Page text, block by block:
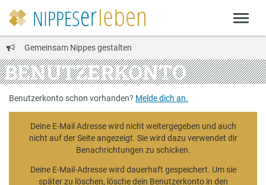
Gemeinsam Nippes gestalten
BENUTZERKONTO
Benutzerkonto schon vorhanden? Melde dich an.
Deine E-Mail Adresse wird nicht weitergegeben und auch
nicht auf der Seite angezeigt. Sie wird dazu verwendet dir
Benachrichtungen zu schicken.
Deine E-Mail-Adresse wird dauerhaft gespeichert. Um sie
später zu löschen, lösche dein Benutzerkonto in den